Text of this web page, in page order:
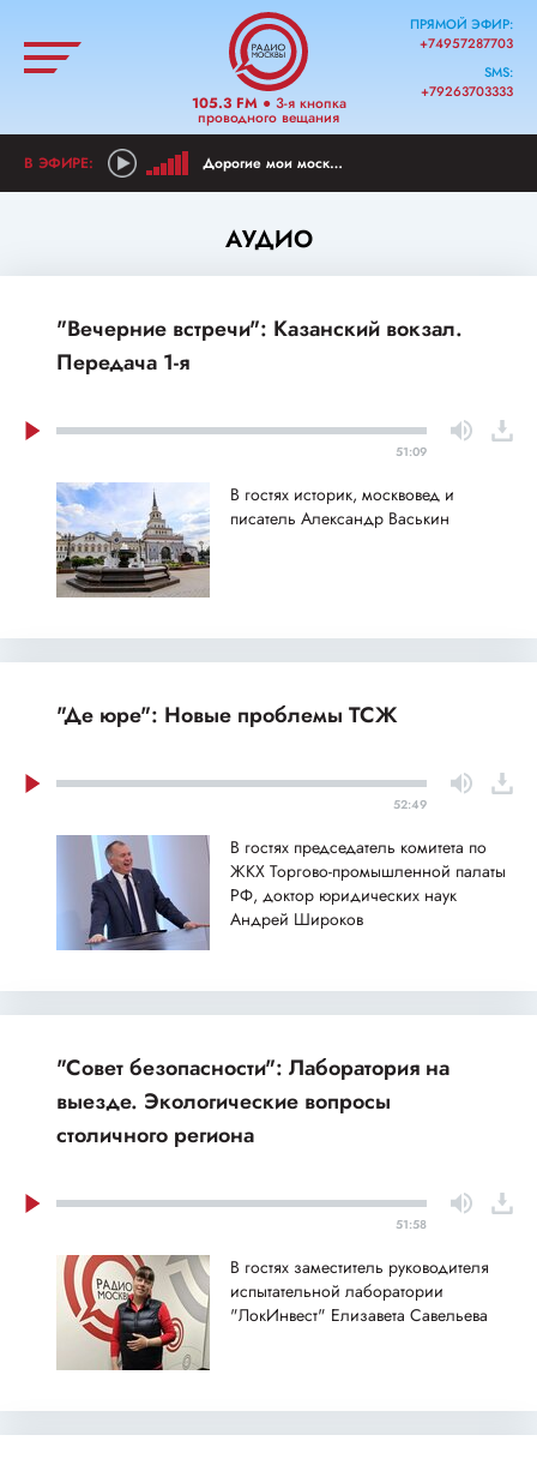
105.3 FM● 3-я кнопка
проводного вещания
ПРЯМОЙ ЭФИР:
+74957287703
SMS:
+79263703333
Дорогие мои москвичи!
АУДИО
"Вечерние встречи": Казанский вокзал.
Передача 1-я
51:09
В гостях историк, москвовед и
писатель Александр Васькин
"Де юре": Новые проблемы ТСЖ
52:49
В гостях председатель комитета по
ЖКХ Торгово-промышленной палаты
РФ, доктор юридических наук
Андрей Широков
"Совет безопасности": Лаборатория на
выезде. Экологические вопросы
столичного региона
51:58
В гостях заместитель руководителя
испытательной лаборатории
"ЛокИнвест" Елизавета Савельева